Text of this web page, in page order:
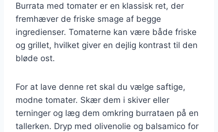
Burrata med tomater er en klassisk ret, der
fremhæver de friske smage af begge
ingredienser. Tomaterne kan være både friske
og grillet, hvilket giver en dejlig kontrast til den
bløde ost.
For at lave denne ret skal du vælge saftige,
modne tomater. Skær dem i skiver eller
terninger og læg dem omkring burrataen på en
tallerken. Dryp med olivenolie og balsamico for